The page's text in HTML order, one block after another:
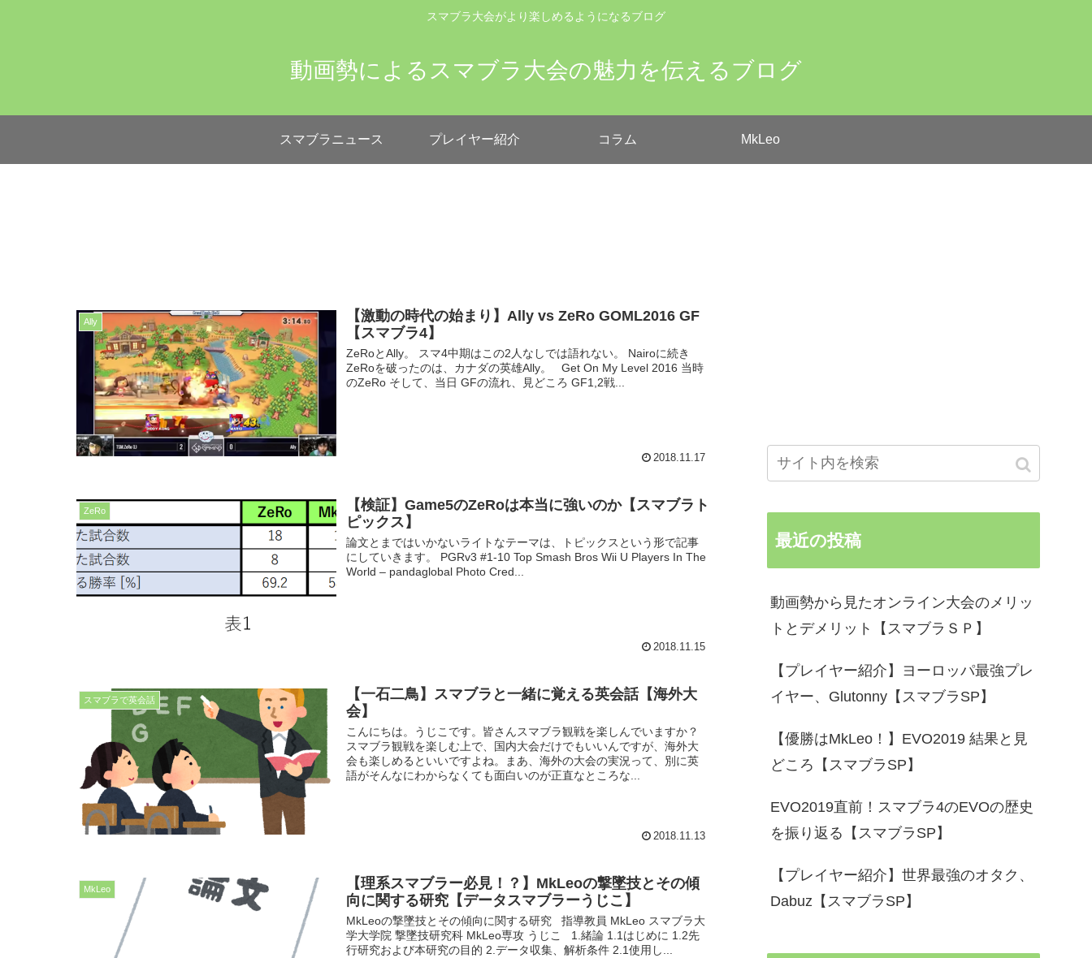
スマブラ大会がより楽しめるようになるブログ
動画勢によるスマブラ大会の魅力を伝えるブログ
スマブラニュース プレイヤー紹介 コラム MkLeo
Ally
【激動の時代の始まり】Ally vs ZeRo GOML2016 GF
【スマブラ4】
ZeRoとAlly。 スマ4中期はこの2人なしでは語れない。 Nairoに続き
ZeRoを破ったのは、カナダの英雄Ally。 Get On My Level 2016 当時
のZeRo そして、当日 GFの流れ、見どころ GF1,2戦...
2018.11.17
ZeRo
【検証】Game5のZeRoは本当に強いのか【スマブラト
ピックス】
論文とまではいかないライトなテーマは、トピックスという形で記事
にしていきます。 PGRv3 #1-10 Top Smash Bros Wii U Players In The
World – pandaglobal Photo Cred...
2018.11.15
スマブラで英会話
【一石二鳥】スマブラと一緒に覚える英会話【海外大
会】
こんにちは。うじこです。皆さんスマブラ観戦を楽しんでいますか？
スマブラ観戦を楽しむ上で、国内大会だけでもいいんですが、海外大
会も楽しめるといいですよね。まあ、海外の大会の実況って、別に英
語がそんなにわからなくても面白いのが正直なところな...
2018.11.13
MkLeo
【理系スマブラー必見！？】MkLeoの撃墜技とその傾
向に関する研究【データスマブラーうじこ】
MkLeoの撃墜技とその傾向に関する研究 指導教員 MkLeo スマブラ大
学大学院 撃墜技研究科 MkLeo専攻 うじこ 1.緒論 1.1はじめに 1.2先
行研究および本研究の目的 2.データ収集、解析条件 2.1使用し...
最近の投稿
動画勢から見たオンライン大会のメリッ
トとデメリット【スマブラＳＰ】
【プレイヤー紹介】ヨーロッパ最強プレ
イヤー、Glutonny【スマブラSP】
【優勝はMkLeo！】EVO2019 結果と見
どころ【スマブラSP】
EVO2019直前！スマブラ4のEVOの歴史
を振り返る【スマブラSP】
【プレイヤー紹介】世界最強のオタク、
Dabuz【スマブラSP】